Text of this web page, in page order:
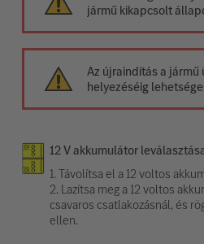
jármű kikapcsolt
Az újraindítás a jármű
helyezéséig
12 V akkumulátor
1. Távolítsa el a 12 voltos
2. Lazítsa meg a 12 voltos
csavaros csatlakozásnál, és
ellen.